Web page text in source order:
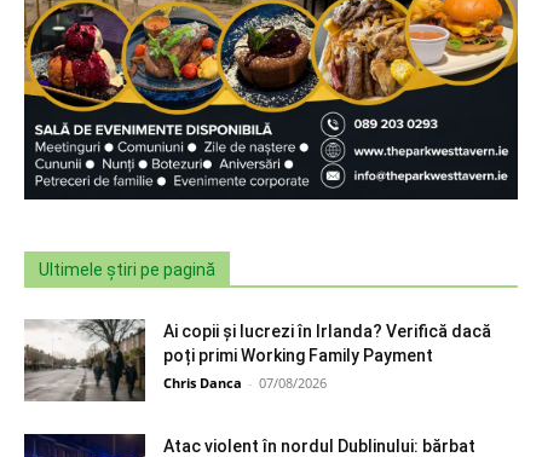
Ultimele știri pe pagină
Ai copii și lucrezi în Irlanda? Verifică dacă
poți primi Working Family Payment
Chris Danca - 07/08/2026
Atac violent în nordul Dublinului: bărbat